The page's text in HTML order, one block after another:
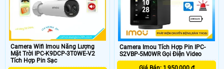
Camera Wifi Imou Năng Lượng
Mặt Trời IPC-K9DCP-3T0WE-V2
Tích Hợp Pin Sạc
Camera Imou Tích Hợp Pin IPC-
S2VBP-5M0WR Gọi Điện Video